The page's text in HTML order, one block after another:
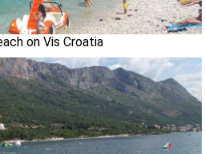
on Vis Croatia